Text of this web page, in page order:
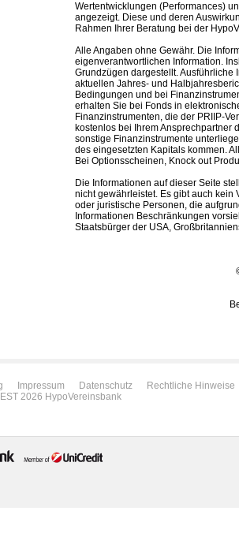
Wertentwicklungen (Performances)
angezeigt. Diese und deren
Rahmen Ihrer Beratung bei der
Alle Angaben ohne Gewähr. Die
eigenverantwortlichen Information.
Grundzügen dargestellt.
aktuellen Jahres- und
Bedingungen und bei
erhalten Sie bei Fonds in
Finanzinstrumenten, die der PRIIP-
kostenlos bei Ihrem Ansprechpartner
sonstige Finanzinstrumente
des eingesetzten Kapitals kommen.
Bei Optionsscheinen, Knock out
Die Informationen auf dieser Seite
nicht gewährleistet. Es gibt auch kein
oder juristische Personen, die
Informationen Beschränkungen
Staatsbürger der USA,
Impressum Datenschutz
Rechtliche Hinweise
2026 HypoVereinsbank